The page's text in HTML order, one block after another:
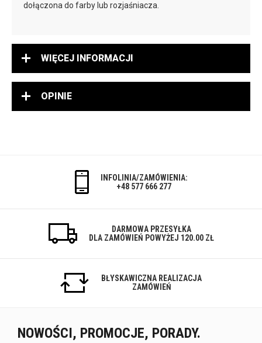
dołączona do farby lub rozjaśniacza.
WIĘCEJ INFORMACJI
OPINIE
INFOLINIA/ZAMÓWIENIA:
+48 577 666 277
DARMOWA PRZESYŁKA
DLA ZAMÓWIEŃ POWYŻEJ 120.00 ZŁ
BŁYSKAWICZNA REALIZACJA
ZAMÓWIEŃ
NOWOŚCI, PROMOCJE, PORADY.